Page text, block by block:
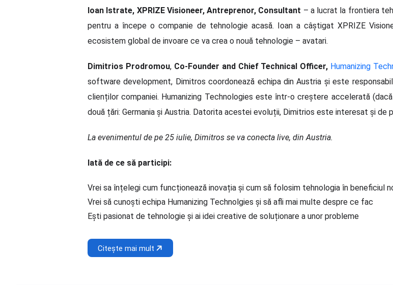
Ioan Istrate, XPRIZE Visioneer, Antreprenor, Consultant – a lucrat la frontiera
pentru a începe o companie de tehnologie acasă. Ioan a câștigat XPRIZE
ecosistem global de invoare ce va crea o nouă tehnologie – avatari.
Dimitrios Prodromou, Co-Founder and Chief Technical Officer, Humanizing
software development, Dimitros coordonează echipa din Austria și este
clienților companiei. Humanizing Technologies este într-o creștere accelerată
două țări: Germania și Austria. Datorita acestei evoluții, Dimitrios este interesat și de
La evenimentul de pe 25 iulie, Dimitros se va conecta live, din Austria.
Iată de ce să participi:
Vrei sa înțelegi cum funcționează inovația și cum să folosim tehnologia în beneficiul
Vrei să cunoști echipa Humanizing Technolgies și să afli mai multe despre ce fac
Ești pasionat de tehnologie și ai idei creative de soluționare a unor probleme
Citește mai mult